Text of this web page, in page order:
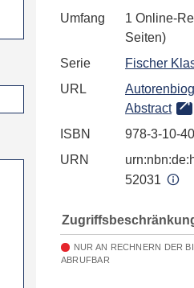
Umfang
1 Online-
Seiten)
Serie
Fischer
URL
Abstract
ISBN
978-3-10-
URN
52031
NUR AN RECHNERN DER
ABRUFBAR